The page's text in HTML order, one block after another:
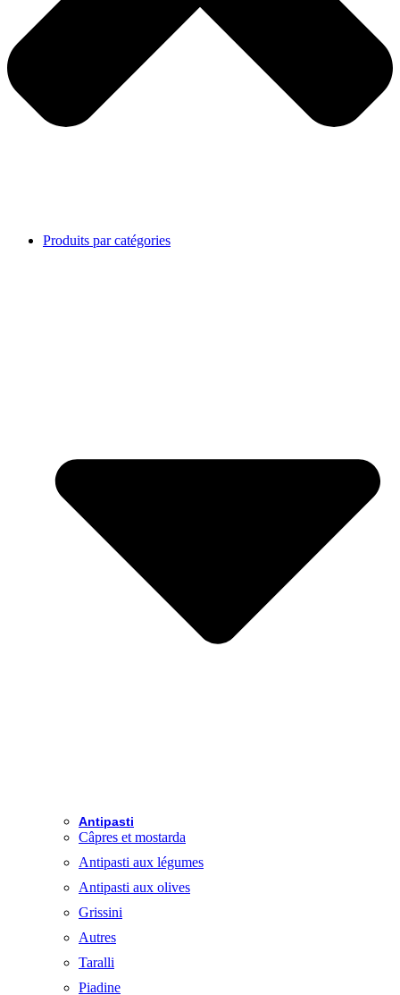
Produits par catégories
Antipasti
Câpres et mostarda
Antipasti aux légumes
Antipasti aux olives
Grissini
Autres
Taralli
Piadine